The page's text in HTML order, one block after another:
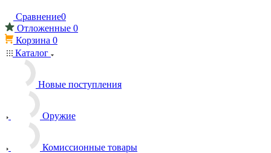
Сравнение0
Отложенные 0
Корзина 0
Каталог
Новые поступления
Оружие
Комиссионные товары